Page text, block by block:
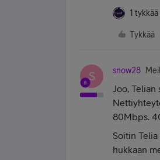
1
Tykkää
S snow28
Joo,
80Mbps.
Soitin
hukkaan